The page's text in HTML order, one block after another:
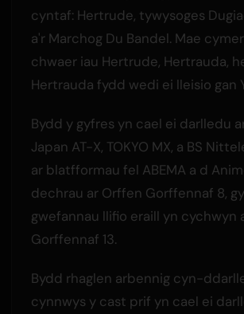
cyntaf: Hertrude, tywysoges
a'r Marchog Du Bandel. Mae
chwaer iau Hertrude, Hertrauda,
Hertrauda fydd wedi ei lleisio gan
Bydd y gyfres yn cael ei darlledu
Japan AT-X, TOKYO MX, a BS
ar blatfformau fel ABEMA a d
dechrau ar Orffen Gorffennaf 8,
gwefannau llifio eraill yn cychwyn
Gorffennaf 13.
Bydd rhaglen arbennig cyn-
cynnwys y cast prif yn cael ei